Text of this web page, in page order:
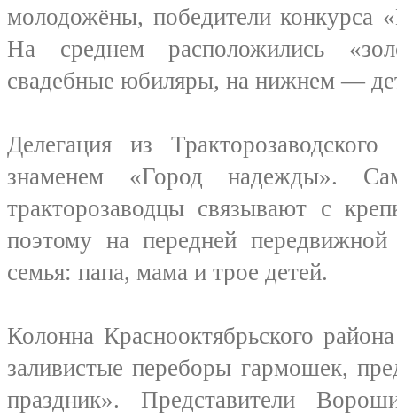
молодожёны, победители
На среднем расположились
свадебные юбиляры, на нижнем —
Делегация из
знаменем «Город надежды».
тракторозаводцы связывают с
поэтому на передней передвижной
семья: папа, мама и трое детей.
Колонна Краснооктябрьского
заливистые переборы гармошек,
праздник». Представители